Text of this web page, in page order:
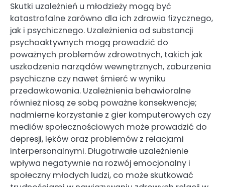
Skutki uzależnień u młodzieży mogą być
katastrofalne zarówno dla ich zdrowia fizycznego,
jak i psychicznego. Uzależnienia od substancji
psychoaktywnych mogą prowadzić do
poważnych problemów zdrowotnych, takich jak
uszkodzenia narządów wewnętrznych, zaburzenia
psychiczne czy nawet śmierć w wyniku
przedawkowania. Uzależnienia behawioralne
również niosą ze sobą poważne konsekwencje;
nadmierne korzystanie z gier komputerowych czy
mediów społecznościowych może prowadzić do
depresji, lęków oraz problemów z relacjami
interpersonalnymi. Długotrwałe uzależnienie
wpływa negatywnie na rozwój emocjonalny i
społeczny młodych ludzi, co może skutkować